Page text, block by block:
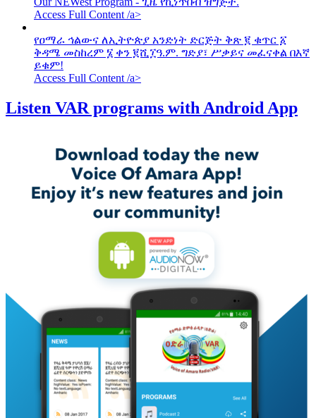
Access Full Content /a>
የዐማራ ኅልውና ለኢትዮጵያ አንድነት ድርጅት ቅጽ ፪ ቁጥር ፩
ቅዳሜ መስከረም ፮ ቀን ፪ሺ፲ዓ.ም. ግድያ፣ ሥቃይና መፈናቀል በእኛ
ይቁም!
Access Full Content /a>
Listen VAR programs with Android App